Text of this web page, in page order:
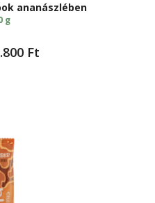
ananászlében
g
Ft